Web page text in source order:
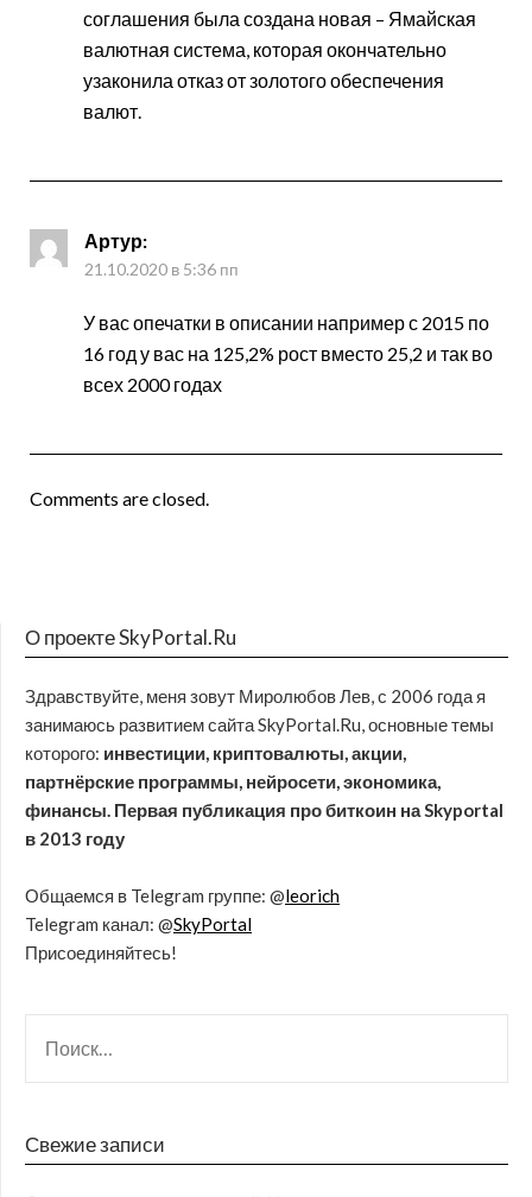
соглашения была создана новая – Ямайская
валютная система, которая окончательно
узаконила отказ от золотого обеспечения
валют.
Артур:
21.10.2020 в 5:36 пп
У вас опечатки в описании например с 2015 по
16 год у вас на 125,2% рост вместо 25,2 и так во
всех 2000 годах
Comments are closed.
О проекте SkyPortal.Ru
Здравствуйте, меня зовут Миролюбов Лев, с 2006 года я
занимаюсь развитием сайта SkyPortal.Ru, основные темы
которого: инвестиции, криптовалюты, акции,
партнёрские программы, нейросети, экономика,
финансы. Первая публикация про биткоин на Skyportal
в 2013 году
Общаемся в Telegram группе: @leorich
Telegram канал: @SkyPortal
Присоединяйтесь!
Свежие записи